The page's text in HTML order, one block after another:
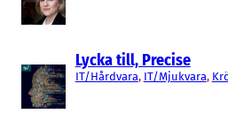
Lycka till, Precise
IT/Hårdvara, IT/Mjukvara,